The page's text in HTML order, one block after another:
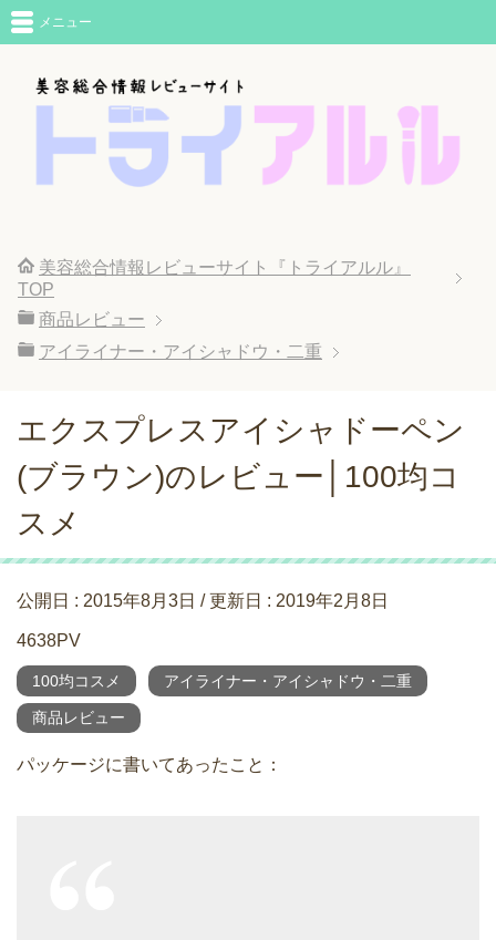
メニュー
美容総合情報レビューサイト『トライアルル』
TOP
商品レビュー
アイライナー・アイシャドウ・二重
エクスプレスアイシャドーペン
(ブラウン)のレビュー│100均コ
スメ
公開日 : 2015年8月3日 / 更新日 : 2019年2月8日
4638PV
100均コスメ アイライナー・アイシャドウ・二重
商品レビュー
パッケージに書いてあったこと：